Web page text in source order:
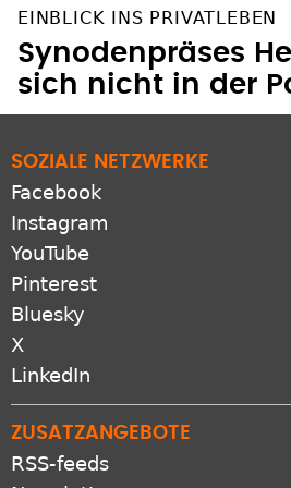
EINBLICK INS PRIVATLEBEN
Synodenpräses
SOZIALE NETZWERKE
Facebook
Instagram
YouTube
Pinterest
Bluesky
X
ZUSATZANGEBOTE